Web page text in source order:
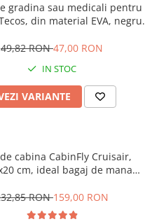
gradina sau medicali pentru
din material EVA, negru,
foarte usori, 26 centimetri
49,82 RON47,00 RON
IN STOC
VARIANTE
cabina CabinFly Cruisair,
cm, ideal bagaj de mana
litri, ABS, negru
RON159,00 RON